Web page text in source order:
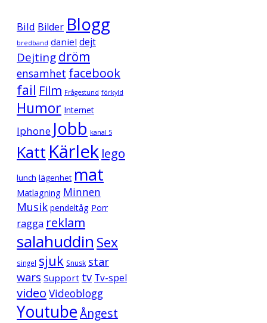
Bild Bilder Blogg
bredband daniel dejt
Dejtingdröm
ensamhet facebook
fail Film Frågestund förkyld
Humor Internet
Iphone Jobb kanal 5
Katt Kärlek lego
lunch lägenhet mat
Matlagning Minnen
Musik pendeltåg Porr
ragga reklam
salahuddin Sex
singel sjuk Snusk star
wars Support tv Tv-spel
video Videoblogg
YoutubeÅngest